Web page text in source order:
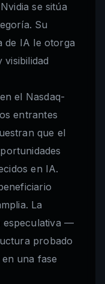
se sitúa
Su
de IA le otorga
visibilidad
el Nasdaq-
entrantes
que el
en IA.
La
especulativa —
probado
una fase